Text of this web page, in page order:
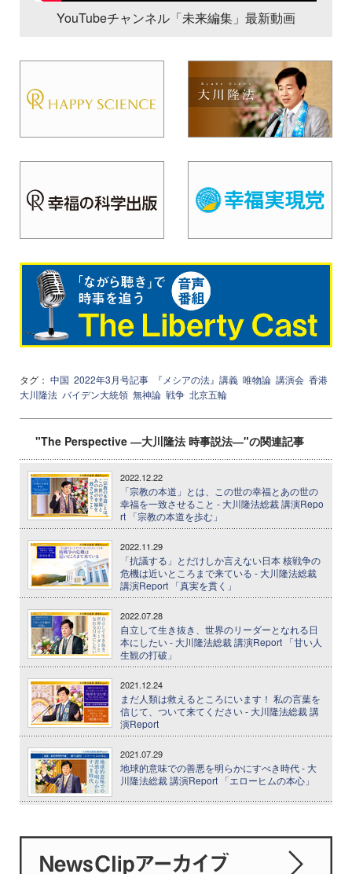
YouTubeチャンネル「未来編集」最新動画
タグ： 中国 2022年3月号記事 『メシアの法』講義 唯物論 講演会 香港
大川隆法 バイデン大統領 無神論 戦争 北京五輪
"The Perspective ―大川隆法 時事説法―"の関連記事
2022.12.22
「宗教の本道」とは、この世の幸福とあの世の
幸福を一致させること - 大川隆法総裁 講演Repo
rt 「宗教の本道を歩む」
2022.11.29
「抗議する」とだけしか言えない日本 核戦争の
危機は近いところまで来ている - 大川隆法総裁
講演Report 「真実を貫く」
2022.07.28
自立して生き抜き、世界のリーダーとなれる日
本にしたい - 大川隆法総裁 講演Report 「甘い人
生観の打破」
2021.12.24
まだ人類は救えるところにいます！ 私の言葉を
信じて、ついて来てください - 大川隆法総裁 講
演Report
2021.07.29
地球的意味での善悪を明らかにすべき時代 - 大
川隆法総裁 講演Report 「エローヒムの本心」